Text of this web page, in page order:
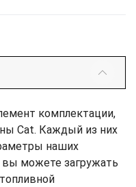
комплектации,
Cat. Каждый из них
наших
вы можете загружать